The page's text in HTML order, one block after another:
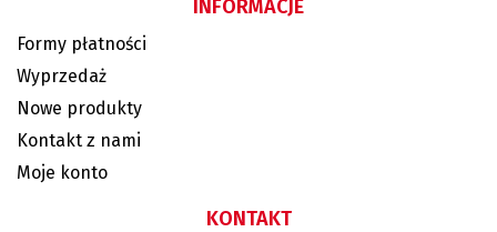
INFORMACJE
Formy płatności
Wyprzedaż
Nowe produkty
Kontakt z nami
Moje konto
KONTAKT